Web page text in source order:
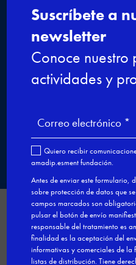
Gestionar el
de las cookies
Utilizamos cookies de Google
servicios y la actividad de la web
CP de nivel 2 Formación
Atención
personas
instituciones